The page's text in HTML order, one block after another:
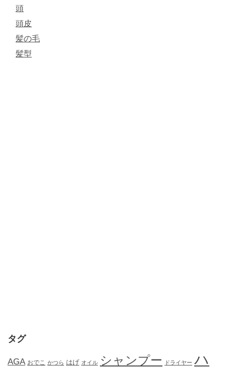
頭
頭皮
髪の毛
髪型
タグ
AGA おでこ かつら はげ オイル シャンプー ドライヤー ハ